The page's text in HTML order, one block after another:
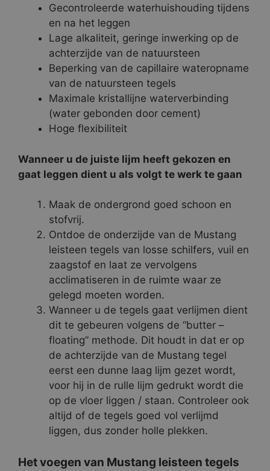
Gecontroleerde waterhuishouding tijdens
en na het leggen
Lage alkaliteit, geringe inwerking op de
achterzijde van de natuursteen
Beperking van de capillaire wateropname
van de natuursteen tegels
Maximale kristallijne waterverbinding
(water gebonden door cement)
Hoge flexibiliteit
Wanneer u de juiste lijm heeft gekozen en
gaat leggen dient u als volgt te werk te gaan
Maak de ondergrond goed schoon en
stofvrij.
Ontdoe de onderzijde van de Mustang
leisteen tegels van losse schilfers, vuil en
zaagstof en laat ze vervolgens
acclimatiseren in de ruimte waar ze
gelegd moeten worden.
Wanneer u de tegels gaat verlijmen dient
dit te gebeuren volgens de “butter –
floating” methode. Dit houdt in dat er op
de achterzijde van de Mustang tegel
eerst een dunne laag lijm gezet wordt,
voor hij in de rulle lijm gedrukt wordt die
op de vloer liggen / staan. Controleer ook
altijd of de tegels goed vol verlijmd
liggen, dus zonder holle plekken.
Het voegen van Mustang leisteen tegels